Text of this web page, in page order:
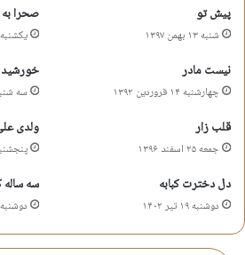
پیش تو
شنبه ۱۳ بهمن ۱۳۹۷
صحرا
یکشنبه ۱۴ آبان ۱۳۹۶
نیست مادر
چهارشنبه ۱۴ فروردین ۱۳۹۲ سه شنبه ۸
قلب زار
جمعه ۲۵ اسفند ۱۳۹۶
ولدی
پنجشنبه ۶ مهر
دل دخترت کبابه
دوشنبه ۱۹ تیر ۱۴۰۲
سه ساله
دوشنبه ۱۹ تیر ۱۴۰۲